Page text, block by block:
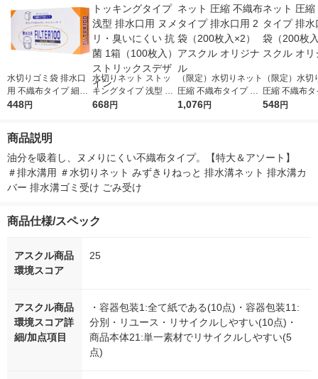
水切りゴミ袋 排水口
用 不織布タイプ 細か
なゴミをしっかりキャ
448円
水切りネット ストッ
キングタイプ 浅型 排
水口用 ヌメリ・臭い
668円
（限定）水切りネット
圧縮 不織布タイプ 排
水口用 2袋（200枚入
1,076円
（限定）水切
圧縮 不織布タ
水口用 1袋（
548円
商品説明
油分を吸着し、ヌメりにくい不織布タイプ。【特大＆アソート】
＃排水溝用 ＃水切りネット みずきりねっと 排水溝ネット 排水溝カ
バー 排水溝ゴミ受け ごみ受け
商品仕様/スペック
アスクル商品
環境スコア
25
アスクル商品
環境スコア詳
細/加点項目
・容器包装1:全て紙である(10点)・容器包装11:
分別・リユース・リサイクルしやすい(10点)・
商品本体21:単一素材でリサイクルしやすい(5
点)